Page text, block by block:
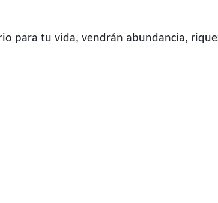
para tu vida, vendrán abundancia,